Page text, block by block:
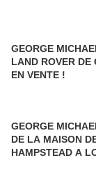
GEORGE
LAND ROVER DE
EN VENTE !
GEORGE
DE LA MAISON
HAMPSTEAD A